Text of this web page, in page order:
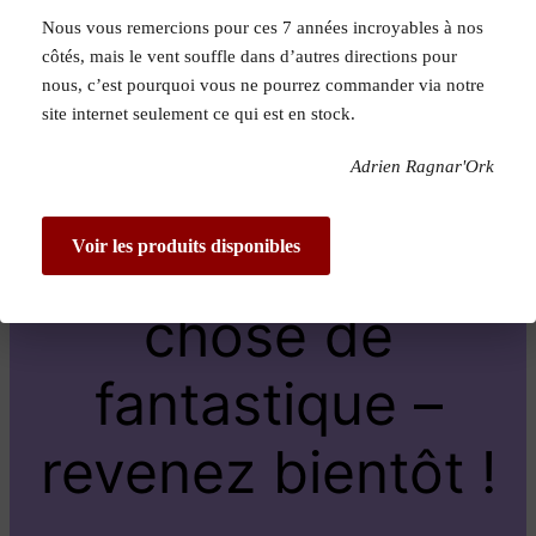
Pardon pour le
dérangement !
Nous travaillons
sur quelque
chose de
fantastique –
revenez bientôt !
Nous vous remercions pour ces 7 années incroyables à nos
côtés, mais le vent souffle dans d’autres directions pour
nous, c’est pourquoi vous ne pourrez commander via notre
site internet seulement ce qui est en stock.
Adrien Ragnar'Ork
Voir les produits disponibles